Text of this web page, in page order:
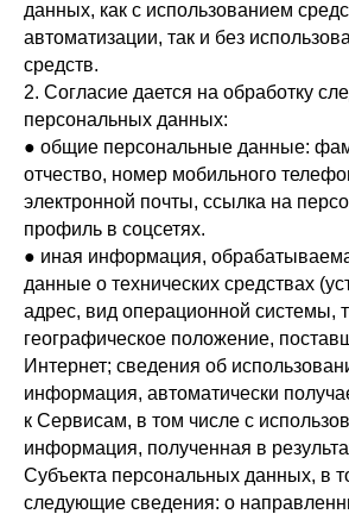
данных, как с использованием
автоматизации, так и без
средств.
2. Согласие дается на обработку
персональных данных:
● общие персональные данные:
отчество, номер мобильного
электронной почты, ссылка на
профиль в соцсетях.
● иная информация,
данные о технических средствах
адрес, вид операционной системы,
географическое положение,
Интернет; сведения об
информация, автоматически
к Сервисам, в том числе с
информация, полученная в
Субъекта персональных данных, в
следующие сведения: о